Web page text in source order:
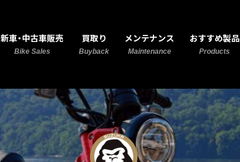
新車・中古車販売
Bike Sales
買取り
Buyback
メンテナンス
Maintenance
おすすめ製品
Products